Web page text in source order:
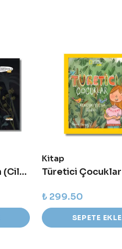
Güneşi Beklerken (Ciltli)
Kitap
₺ 299.50
SEPETE EKLE